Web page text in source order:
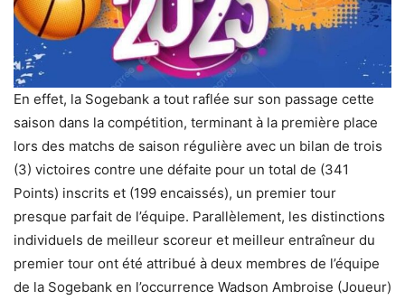
En effet, la Sogebank a tout raflée sur son passage cette
saison dans la compétition, terminant à la première place
lors des matchs de saison régulière avec un bilan de trois
(3) victoires contre une défaite pour un total de (341
Points) inscrits et (199 encaissés), un premier tour
presque parfait de l’équipe. Parallèlement, les distinctions
individuels de meilleur scoreur et meilleur entraîneur du
premier tour ont été attribué à deux membres de l’équipe
de la Sogebank en l’occurrence Wadson Ambroise (Joueur)